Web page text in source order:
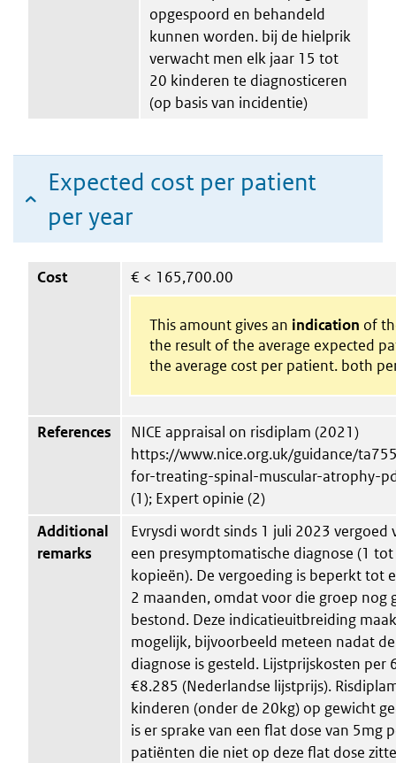
opgespoord en behandeld
kunnen worden. bij de hielprik
verwacht men elk jaar 15 tot
20 kinderen te diagnosticeren
(op basis van incidentie)
Expected cost per patient
per year
Cost € < 165,700.00
This amount gives an indication of
the result of the average expected
the average cost per patient. both
References
NICE appraisal on risdiplam (2021)
https://www.nice.org.uk/guidance/
for-treating-spinal-muscular-atrophy-
(1); Expert opinie (2)
Additional
remarks
Evrysdi wordt sinds 1 juli 2023
een presymptomatische diagnose (1
kopieën). De vergoeding is beperkt tot
2 maanden, omdat voor die groep nog
bestond. Deze indicatieuitbreiding
mogelijk, bijvoorbeeld meteen nadat
diagnose is gesteld. Lijstprijskosten per
€8.285 (Nederlandse lijstprijs).
kinderen (onder de 20kg) op gewicht
is er sprake van een flat dose van 5mg
patiënten die niet op deze flat dose